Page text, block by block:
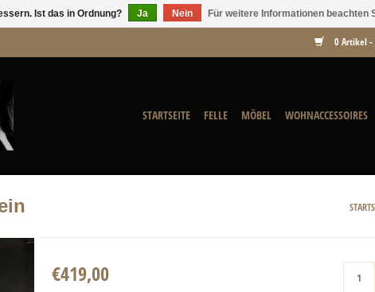
0 Artikel -
STARTSEITE FELLE MÖBEL WOHNACCESSOIRES
€419,00
Ist das in Ordnung? Ja Nein Für weitere Informationen beachten